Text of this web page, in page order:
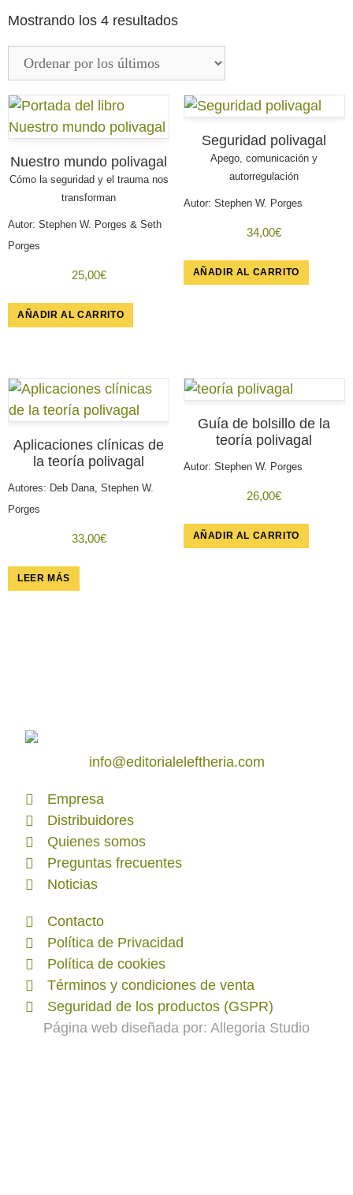
Mostrando los 4 resultados
Nuestro mundo polivagal
Cómo la seguridad y el trauma nos
transforman
Autor: Stephen W. Porges & Seth
Porges
25,00€
AÑADIR AL CARRITO
Seguridad polivagal
Apego, comunicación y
autorregulación
Autor: Stephen W. Porges
34,00€
AÑADIR AL CARRITO
Aplicaciones clínicas de
la teoría polivagal
Autores: Deb Dana, Stephen W.
Porges
33,00€
LEER MÁS
Guía de bolsillo de la
teoría polivagal
Autor: Stephen W. Porges
26,00€
AÑADIR AL CARRITO
info@editorialeleftheria.com
Empresa
Distribuidores
Quienes somos
Preguntas frecuentes
Noticias
Contacto
Política de Privacidad
Política de cookies
Términos y condiciones de venta
Seguridad de los productos (GSPR)
Página web diseñada por: Allegoria Studio